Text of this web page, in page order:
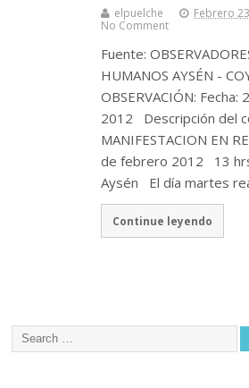
elpuelche Febrero
No Comment
Fuente:
HUMANOS AYSÉN -
OBSERVACIÓN:
2012 Descripción del
MANIFESTACION EN
de febrero 2012 13
Aysén El día martes
Continue leyendo